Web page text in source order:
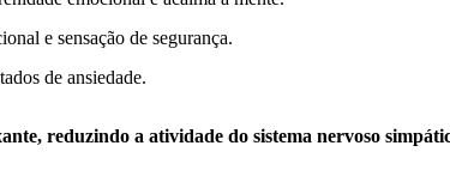
e sensação de segurança.
de ansiedade.
reduzindo a atividade do sistema nervoso